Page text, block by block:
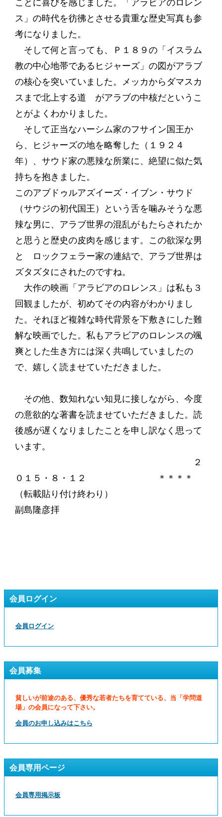
ことに喜びを感じました。「アラビアのロレン
ス」の時代を彷彿とさせる貴重な歴史写真も参
考になりました。
そして何と言っても、Ｐ１８９の「イスラム
教の中心地帯であるヒジャーズ」の図がアラブ
の核心を突いていました。メッカからダマスカ
スまで北上する道 がアラブの中核だというこ
とがよくわかりました。
そして正当なハーシム家のフサイン国王か
ら、ヒジャーズの地を略奪した（１９２４
年）、サウド家の悪辣な所業に、絶望に似た気
持ちを抱きました。
このアブドゥルアズイーズ・イブン・サウド
（サウジの初代国王）という舌を噛みそうな悪
辣な男に、アラブ世界の混乱がもたらされたか
と思うと歴史の皮肉を感じます。この欲深な男
と ロックフェラー家の連結で、アラブ世界は
ズタズタにされたのですね。
大作の映画「アラビアのロレンス」は私も３
回観ましたが、初めてその内容がわかりまし
た。それほど複雑な時代背景を下敷きにした難
解な映画でした。私もアラビアのロレンスの颯
爽とした生き方には深く共鳴していましたの
で、嬉しく読ませていただきました。
その他、数知れない知見に接しながら、今度
の意欲的な著書を読ませていただきました。読
後感が遅くなりましたことを申し訳なく思って
います。
２
０１５・８・１２ ＊＊＊＊
（転載貼り付け終わり）
副島隆彦拝
会員ログイン
会員ログイン
会員募集
貧しいが前途のある、優秀な若者たちを育てている、当「学問道
場」の会員になって下さい。
会員のお申し込みはこちら
会員専用ページ
会員専用掲示板